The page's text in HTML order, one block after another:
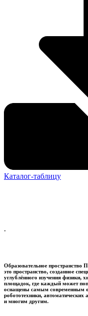
Каталог-таблицу
.
Образовательное пространство
это пространство, созданное
углублённого изучения физики,
площадок, где каждый может
оснащены самым современным
робототехники, автоматических
и многим другим.